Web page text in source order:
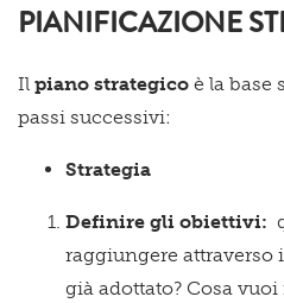
PIANIFICAZIONE
Il piano strategico è la base
passi successivi:
Strategia
Definire gli obiettivi:
raggiungere attraverso
già adottato? Cosa